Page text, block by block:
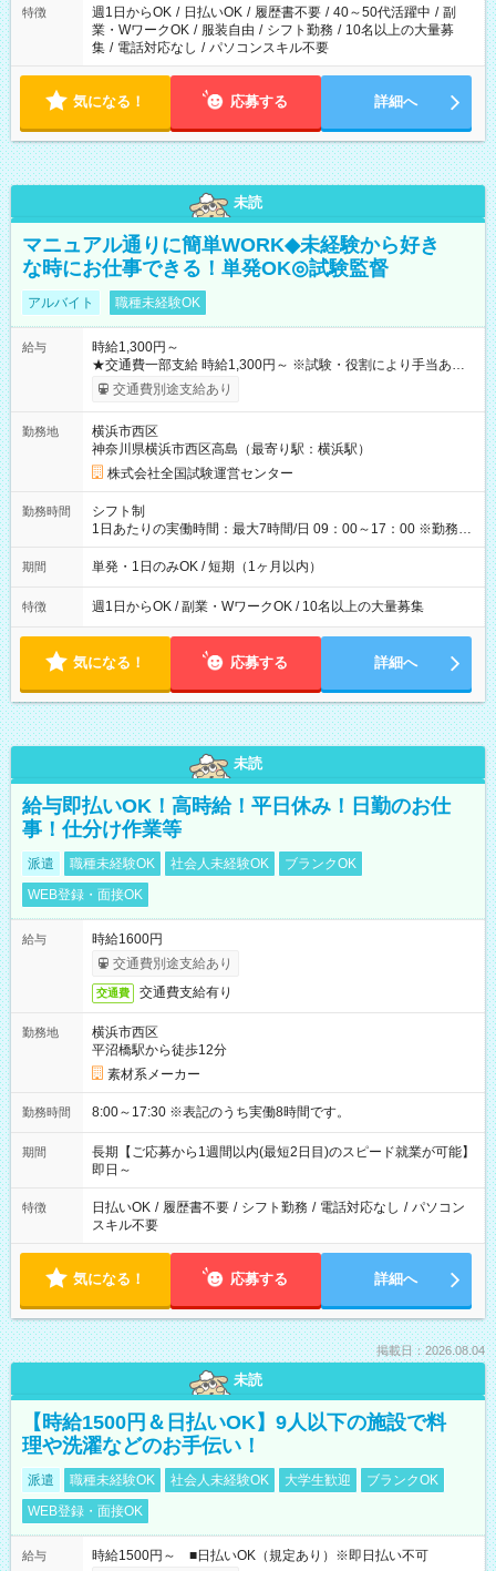
特徴 週1日からOK / 日払いOK / 履歴書不要 / 40～50代活躍中 / 副
業・WワークOK / 服装自由 / シフト勤務 / 10名以上の大量募
集 / 電話対応なし / パソコンスキル不要
気になる！ 応募する 詳細へ
未読
マニュアル通りに簡単WORK◆未経験から好き
な時にお仕事できる！単発OK◎試験監督
アルバイト 職種未経験OK
給与
時給1,300円～
★交通費一部支給 時給1,300円～ ※試験・役割により手当あり
※勤務回数により昇給あり 【即給（前払い）オプションあ
り！】 希望される場合、勤務から1週間ほどで給与の一部を受け
例】 ・河合塾模擬試験 8:30～17:30（休憩1時間） 時給1,300円
×8時間＝日収10,400円＋交通費 ※当日の役割により時給＋100
円の場合あり ・国家試験 7:00～13:30（休憩なし） 時給1,300
円（役割手当＋100円）×6時間＝日収8,400円＋交通費 【試用期
間】試用期間なし
交通費別途支給あり
勤務地
横浜市西区
神奈川県横浜市西区高島（最寄り駅：横浜駅）
株式会社全国試験運営センター
勤務時間
シフト制
1日あたりの実働時間：最大7時間/日 09：00～17：00 ※勤務時
間は 試験により異なります。
期間 単発・1日のみOK / 短期（1ヶ月以内）
特徴 週1日からOK / 副業・WワークOK / 10名以上の大量募集
気になる！ 応募する 詳細へ
未読
給与即払いOK！高時給！平日休み！日勤のお仕
事！仕分け作業等
派遣 職種未経験OK 社会人未経験OK
ブランクOK
WEB登録・面接OK
給与
時給1600円
交通費別途支給あり
交通費 交通費支給有り
勤務地
横浜市西区
平沼橋駅から徒歩12分
素材系メーカー
勤務時間 8:00～17:30 ※表記のうち実働8時間です。
期間
長期【ご応募から1週間以内(最短2日目)のスピード就業が可能】
即日～
特徴 日払いOK / 履歴書不要 / シフト勤務 / 電話対応なし / パソコン
スキル不要
気になる！ 応募する 詳細へ
掲載日：2026.08.04
未読
【時給1500円＆日払いOK】9人以下の施設で料
理や洗濯などのお手伝い！
派遣 職種未経験OK 社会人未経験OK 大学生歓迎
ブランクOK
WEB登録・面接OK
給与
時給1500円～ ■日払いOK（規定あり）※即日払い不可